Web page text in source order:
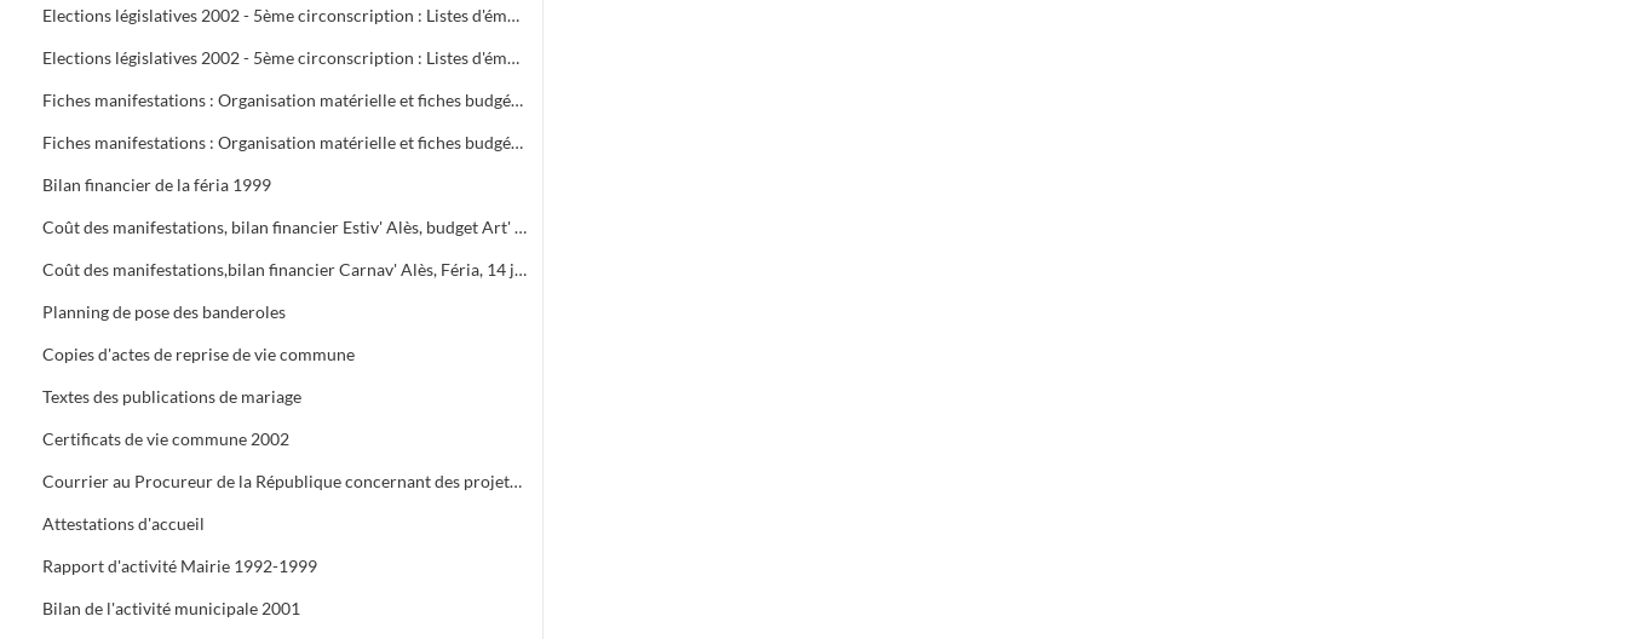
Elections législatives 2002 - 5ème circonscription : Listes d'émargement par bureau de vote : 22 à 25
Elections législatives 2002 - 5ème circonscription : Listes d'émargement par bureau de vote : 26 à 29
Fiches manifestations : Organisation matérielle et fiches budgétaires
Fiches manifestations : Organisation matérielle et fiches budgétaires
Bilan financier de la féria 1999
Coût des manifestations, bilan financier Estiv' Alès, budget Art' Alès
Coût des manifestations,bilan financier Carnav' Alès, Féria, 14 juillet, Estiv' Alès, fête de la châtaigne
Planning de pose des banderoles
Copies d'actes de reprise de vie commune
Textes des publications de mariage
Certificats de vie commune 2002
Courrier au Procureur de la République concernant des projets de mariage dont les dossiers administratifs ne sont pas réglés
Attestations d'accueil
Rapport d'activité Mairie 1992-1999
Bilan de l'activité municipale 2001